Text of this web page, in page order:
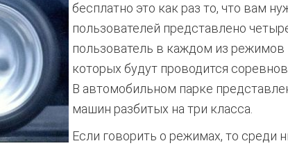
бесплатно это как раз то, что вам
пользователей представлено
пользователь в каждом из
которых будут проводится
В автомобильном парке
машин разбитых на три класса.
Если говорить о режимах, то среди